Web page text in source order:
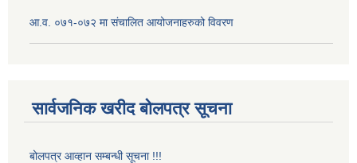
आ.व. ०७१-०७२ मा संचालित आयोजनाहरुको विवरण
सार्वजनिक खरीद बोलपत्र सूचना
बोलपत्र आव्हान सम्बन्धी सूचना !!!